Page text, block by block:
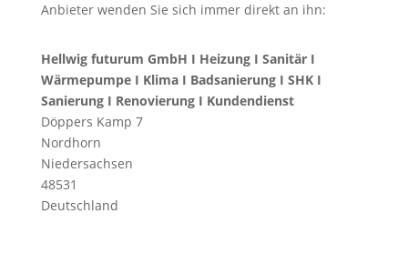
Anbieter wenden Sie sich immer direkt an ihn:
Hellwig futurum GmbH I Heizung I Sanitär I
Wärmepumpe I Klima I Badsanierung I SHK I
Sanierung I Renovierung I Kundendienst
Döppers Kamp 7
Nordhorn
Niedersachsen
48531
Deutschland